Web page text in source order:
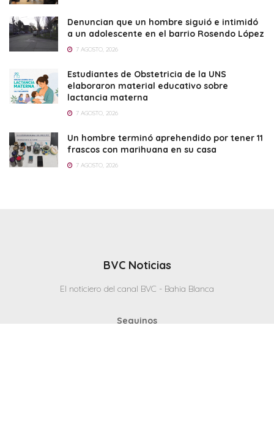
Denuncian que un hombre siguió e intimidó
a un adolescente en el barrio Rosendo López
7 AGOSTO, 2026
Estudiantes de Obstetricia de la UNS
elaboraron material educativo sobre
lactancia materna
7 AGOSTO, 2026
Un hombre terminó aprehendido por tener 11
frascos con marihuana en su casa
7 AGOSTO, 2026
BVC Noticias
El noticiero del canal BVC - Bahia Blanca
Seguinos